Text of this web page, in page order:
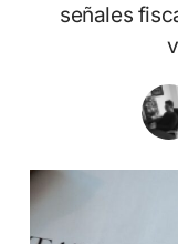
señales